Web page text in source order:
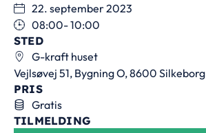
22. september 2023
08:00- 10:00
STED
G-kraft huset
Vejlsøvej 51, Bygning O, 8600 Silkeborg
PRIS
Gratis
TILMELDING